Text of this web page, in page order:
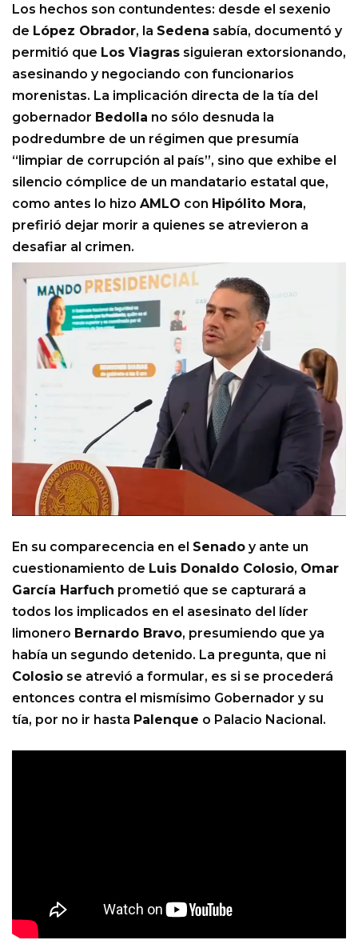
Los hechos son contundentes: desde el sexenio
de López Obrador, la Sedena sabía, documentó y
permitió que Los Viagras siguieran extorsionando,
asesinando y negociando con funcionarios
morenistas. La implicación directa de la tía del
gobernador Bedolla no sólo desnuda la
podredumbre de un régimen que presumía
“limpiar de corrupción al país”, sino que exhibe el
silencio cómplice de un mandatario estatal que,
como antes lo hizo AMLO con Hipólito Mora,
prefirió dejar morir a quienes se atrevieron a
desafiar al crimen.
En su comparecencia en el Senado y ante un
cuestionamiento de Luis Donaldo Colosio, Omar
García Harfuch prometió que se capturará a
todos los implicados en el asesinato del líder
limonero Bernardo Bravo, presumiendo que ya
había un segundo detenido. La pregunta, que ni
Colosio se atrevió a formular, es si se procederá
entonces contra el mismísimo Gobernador y su
tía, por no ir hasta Palenque o Palacio Nacional.